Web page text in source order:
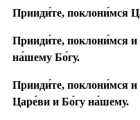
Прииди́те, поклони́мся
Прииди́те, поклони́мся
на́шему Бо́гу.
Прииди́те, поклони́мся
Царе́ви и Бо́гу на́шему.